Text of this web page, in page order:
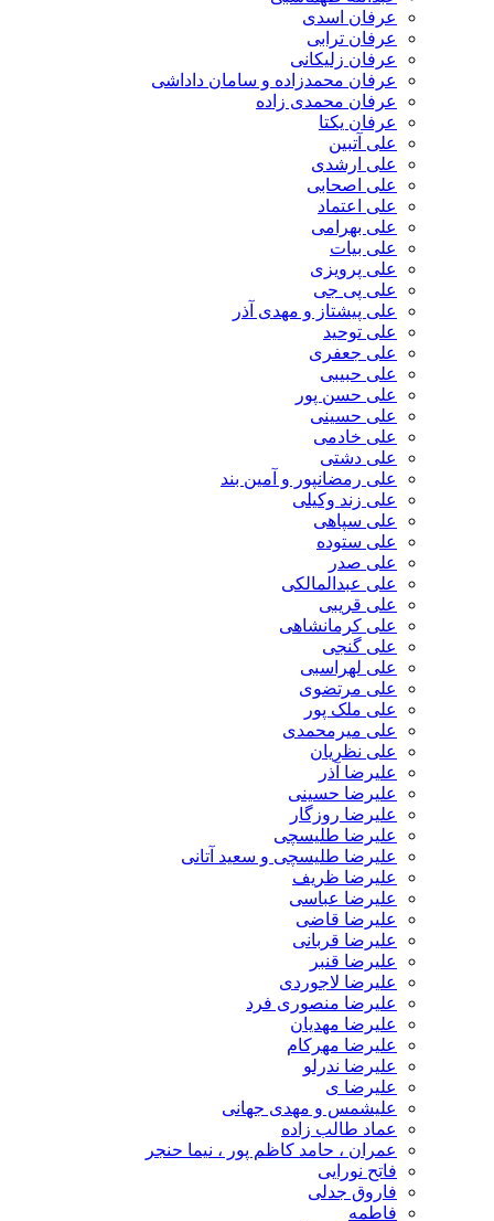
عرفان اسدی
عرفان ترابی
عرفان زلیکانی
عرفان محمدزاده و سامان داداشی
عرفان محمدی زاده
عرفان یکتا
علی آتبین
علی ارشدی
علی اصحابی
علی اعتماد
علی بهرامی
علی بیات
علی پرویزی
علی پی جی
علی پیشتاز و مهدی آذر
علی توحید
علی جعفری
علی حبیبی
علی حسن پور
علی حسینی
علی خادمی
علی دشتی
علی رمضانپور و آمین بند
علی زند وکیلی
علی سپاهی
علی ستوده
علی صدر
علی عبدالمالکی
علی قریبی
علی کرمانشاهی
علی گنجی
علی لهراسبی
علی مرتضوی
علی ملک پور
علی میرمحمدی
علی نظریان
علیرضا آذر
علیرضا حسینی
علیرضا روزگار
علیرضا طلیسچی
علیرضا طلیسچی و سعید آتانی
علیرضا ظریف
علیرضا عباسی
علیرضا قاضی
علیرضا قربانی
علیرضا قنبر
علیرضا لاجوردی
علیرضا منصوری فرد
علیرضا مهدیان
علیرضا مهرکام
علیرضا ندرلو
علیرضا ی
علیشمس و مهدی جهانی
عماد طالب زاده
عمران ، حامد کاظم پور ، نیما حنجر
فاتح نورایی
فاروق جدلی
فاطمه